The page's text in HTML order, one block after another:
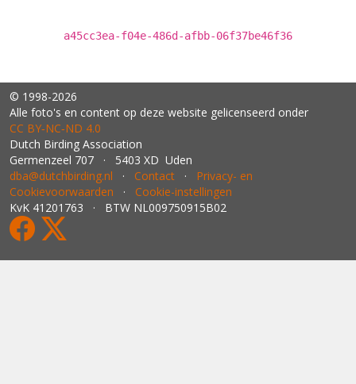
a45cc3ea-f04e-486d-afbb-06f37be46f36
© 1998-2026
Alle foto's en content op deze website gelicenseerd onder
CC BY‑NC‑ND 4.0
Dutch Birding Association
Germenzeel 707 · 5403 XD Uden
dba@dutchbirding.nl · Contact · Privacy- en
Cookievoorwaarden · Cookie-instellingen
KvK 41201763 · BTW NL009750915B02